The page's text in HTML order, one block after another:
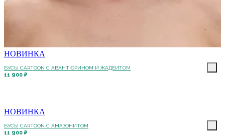
НОВИНКА
БУСЫ CARTOON С АВАНТЮРИНОМ И ЖАДЕИТОМ
11 900 ₽
НОВИНКА
БУСЫ CARTOON С АМАЗОНИТОМ
11 900 ₽